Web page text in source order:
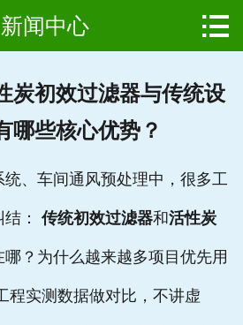
用户案例
资质证书
新闻中心 
炭初效过滤器与传统设
哪些核心优势？
、车间通风预处理中，很多工
： 传统初效过滤器和活性炭
哪？为什么越来越多项目优先用
程实测数据做对比，不讲虚